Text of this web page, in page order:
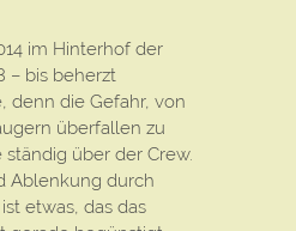
im Hinterhof der
– bis beherzt
denn die Gefahr, von
überfallen zu
über der Crew.
Ablenkung durch
etwas, das das